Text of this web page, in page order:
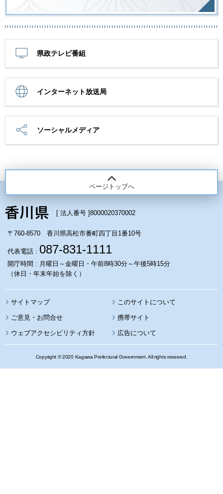
県政テレビ番組
インターネット放送局
ソーシャルメディア
ページトップへ
[ 法人番号 ]8000020370002
〒760-8570 香川県高松市番町四丁目1番10号
代表電話 : 087-831-1111
開庁時間 : 月曜日～金曜日・午前8時30分～午後5時15分
（休日・年末年始を除く）
サイトマップ このサイトについて
携帯サイト
ウェブアクセシビリティ方針 広告について
Copyright © 2020 Kagawa Prefectural Government. All rights reserved.